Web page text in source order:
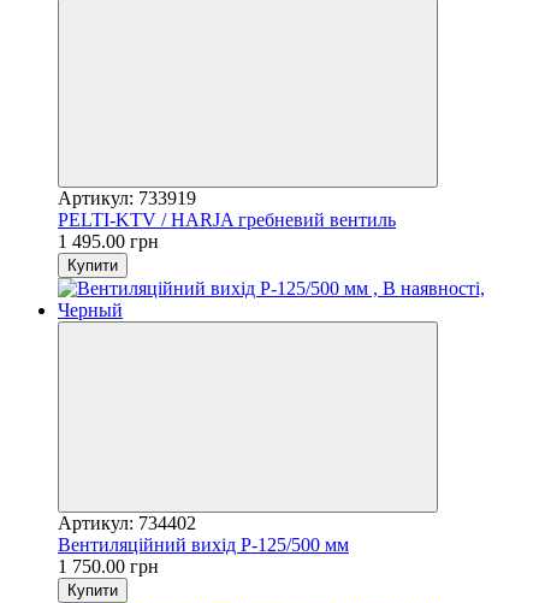
Артикул: 733919
PELTI-KTV / HARJA гребневий вентиль
1 495.00 грн
Купити
Артикул: 734402
Вентиляційний вихід Р-125/500 мм
1 750.00 грн
Купити